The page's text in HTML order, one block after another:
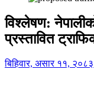
विश्लेषण:
प्रस्तावित
बिहिवार, असार ११, २०८३